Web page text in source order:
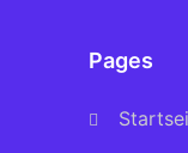
Pages